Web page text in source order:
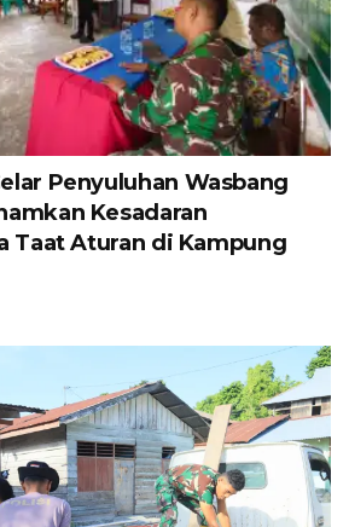
Penyuluhan Wasbang
Kesadaran
Taat Aturan di Kampung